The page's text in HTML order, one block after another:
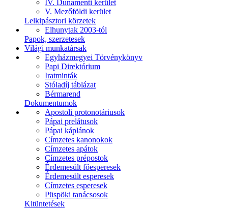
IV. Dunamenti kerület
V. Mezőföldi kerület
Lelkipásztori körzetek
Elhunytak 2003-tól
Papok, szerzetesek
Világi munkatársak
Egyházmegyei Törvénykönyv
Papi Direktórium
Iratminták
Stóladíj táblázat
Bérmarend
Dokumentumok
Apostoli protonotáriusok
Pápai prelátusok
Pápai káplánok
Címzetes kanonokok
Címzetes apátok
Címzetes prépostok
Érdemesült főesperesek
Érdemesült esperesek
Címzetes esperesek
Püspöki tanácsosok
Kitüntetések